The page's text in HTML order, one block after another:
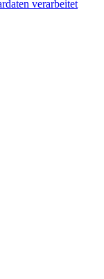
verarbeitet